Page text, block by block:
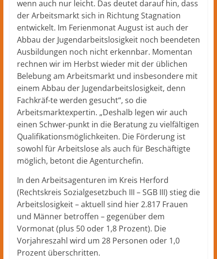
wenn auch nur leicht. Das deutet darauf hin, dass
der Arbeitsmarkt sich in Richtung Stagnation
entwickelt. Im Ferienmonat August ist auch der
Abbau der Jugendarbeitslosigkeit noch beendeten
Ausbildungen noch nicht erkennbar. Momentan
rechnen wir im Herbst wieder mit der üblichen
Belebung am Arbeitsmarkt und insbesondere mit
einem Abbau der Jugendarbeitslosigkeit, denn
Fachkräf-te werden gesucht“, so die
Arbeitsmarktexpertin. „Deshalb legen wir auch
einen Schwer-punkt in die Beratung zu vielfältigen
Qualifikationsmöglichkeiten. Die Förderung ist
sowohl für Arbeitslose als auch für Beschäftigte
möglich, betont die Agenturchefin.
In den Arbeitsagenturen im Kreis Herford
(Rechtskreis Sozialgesetzbuch III – SGB III) stieg die
Arbeitslosigkeit – aktuell sind hier 2.817 Frauen
und Männer betroffen – gegenüber dem
Vormonat (plus 50 oder 1,8 Prozent). Die
Vorjahreszahl wird um 28 Personen oder 1,0
Prozent überschritten.